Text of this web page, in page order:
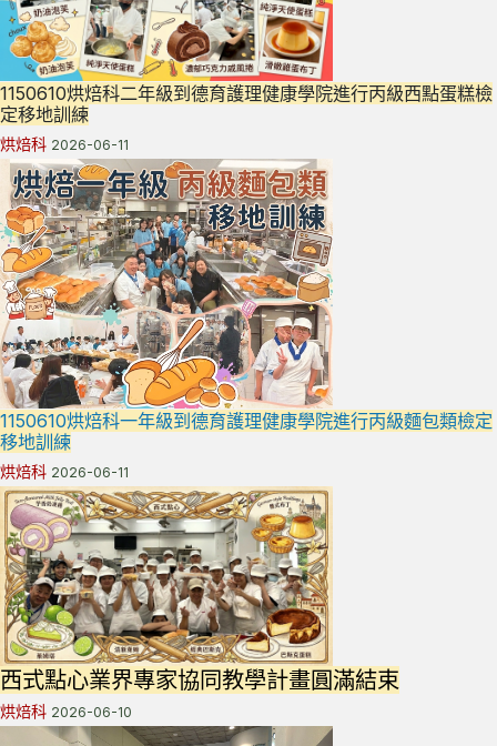
1150610烘焙科二年級到德育護理健康學院進行丙級西點蛋糕檢
定移地訓練
烘焙科 2026-06-11
1150610烘焙科一年級到德育護理健康學院進行丙級麵包類檢定
移地訓練
烘焙科 2026-06-11
西式點心業界專家協同教學計畫圓滿結束
烘焙科 2026-06-10